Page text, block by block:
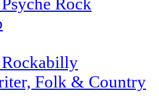
Folk & Country